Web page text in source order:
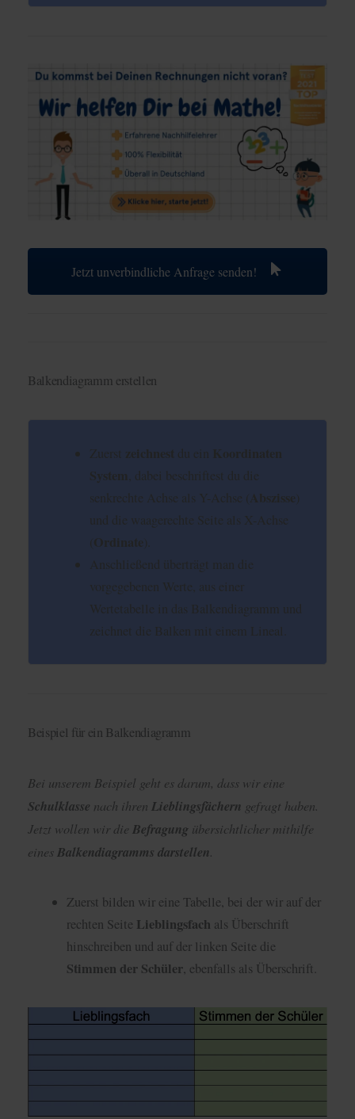
Jetzt unverbindliche Anfrage senden!
Balkendiagramm erstellen
Zuerst zeichnest du ein Koordinaten
System, dabei beschriftest du die
senkrechte Achse als Y-Achse (Abszisse)
und die waagerechte Seite als X-Achse
(Ordinate).
Anschließend überträgt man die
vorgegebenen Werte, aus einer
Wertetabelle in das Balkendiagramm und
zeichnet die Balken mit einem Lineal.
Beispiel für ein Balkendiagramm
Bei unserem Beispiel geht es darum, dass wir eine
Schulklasse nach ihren Lieblingsfächern gefragt haben.
Jetzt wollen wir die Befragung übersichtlicher mithilfe
einesBalkendiagramms darstellen
Zuerst bilden wir eine Tabelle, bei der wir auf der
rechten Seite Lieblingsfach als Überschrift
hinschreiben und auf der linken Seite die
Stimmen der Schüler, ebenfalls als Überschrift.